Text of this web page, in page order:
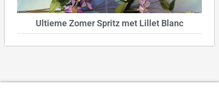
Ultieme Zomer Spritz met Lillet Blanc